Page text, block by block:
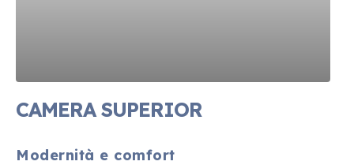
CAMERA SUPERIOR
Modernità e comfort